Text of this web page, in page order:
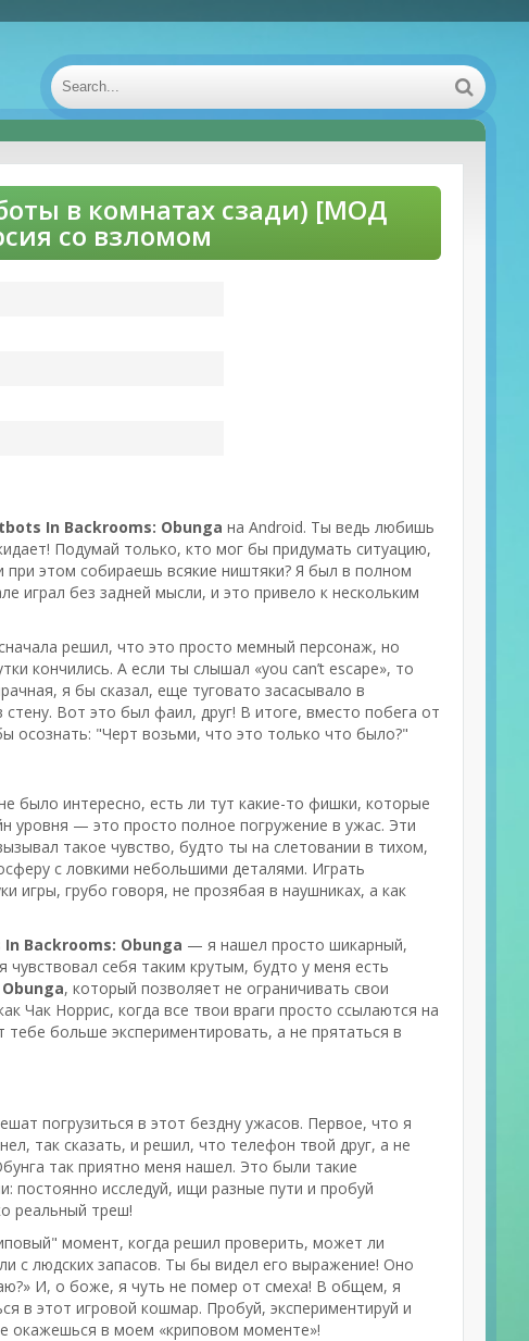
в комнатах сзади) [МОД
со взломом
In Backrooms: Obunga на Android. Ты ведь любишь
Подумай только, кто мог бы придумать ситуацию,
этом собираешь всякие ништяки? Я был в полном
играл без задней мысли, и это привело к нескольким
решил, что это просто мемный персонаж, но
кончились. А если ты слышал «you can’t escape», то
я бы сказал, еще туговато засасывало в
Вот это был фаил, друг! В итоге, вместо побега от
осознать: "Черт возьми, что это только что было?"
было интересно, есть ли тут какие-то фишки, которые
уровня — это просто полное погружение в ужас. Эти
такое чувство, будто ты на слетовании в тихом,
с ловкими небольшими деталями. Играть
грубо говоря, не прозябая в наушниках, а как
Backrooms: Obunga — я нашел просто шикарный,
себя таким крутым, будто у меня есть
, который позволяет не ограничивать свои
Чак Норрис, когда все твои враги просто ссылаются на
больше экспериментировать, а не прятаться в
погрузиться в этот бездну ужасов. Первое, что я
так сказать, и решил, что телефон твой друг, а не
так приятно меня нашел. Это были такие
постоянно исследуй, ищи разные пути и пробуй
реальный треш!
момент, когда решил проверить, может ли
с людских запасов. Ты бы видел его выражение! Оно
И, о боже, я чуть не помер от смеха! В общем, я
в этот игровой кошмар. Пробуй, экспериментируй и
окажешься в моем «криповом моменте»!